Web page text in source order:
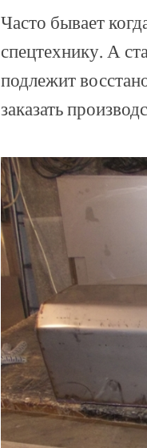
Часто бывает
спецтехнику. А
подлежит
заказать